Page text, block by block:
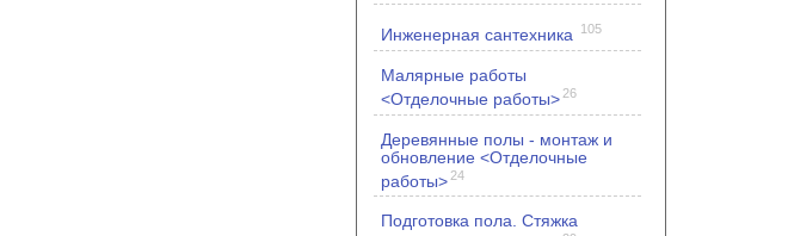
Инженерная сантехника 105
Малярные работы
<Отделочные работы> 26
Деревянные полы - монтаж и
обновление <Отделочные
работы> 24
Подготовка пола. Стяжка